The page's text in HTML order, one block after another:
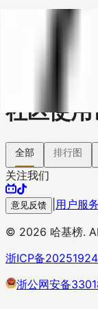
社区使用
全部 排行图
关注我们
意见反馈 用户服
© 2026 哈基榜.
浙ICP备
浙公网安备